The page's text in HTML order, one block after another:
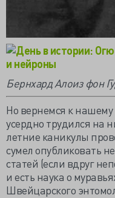
Бернхард Алоиз фон
Но вернемся к
усердно трудился на
летние каникулы
сумел опубликовать
статей (если вдруг
и есть наука о
Швейцарского